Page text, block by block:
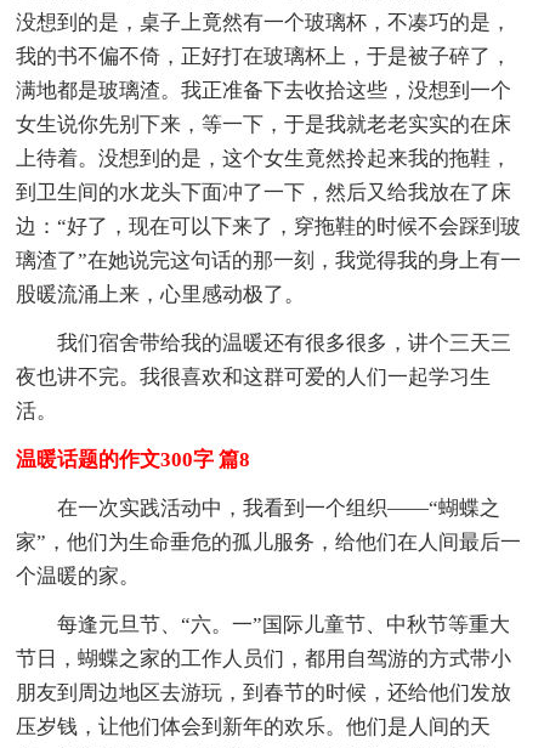
没想到的是，桌子上竟然有一个玻璃杯，不凑巧的是，
我的书不偏不倚，正好打在玻璃杯上，于是被子碎了，
满地都是玻璃渣。我正准备下去收拾这些，没想到一个
女生说你先别下来，等一下，于是我就老老实实的在床
上待着。没想到的是，这个女生竟然拎起来我的拖鞋，
到卫生间的水龙头下面冲了一下，然后又给我放在了床
边：“好了，现在可以下来了，穿拖鞋的时候不会踩到玻
璃渣了”在她说完这句话的那一刻，我觉得我的身上有一
股暖流涌上来，心里感动极了。
我们宿舍带给我的温暖还有很多很多，讲个三天三
夜也讲不完。我很喜欢和这群可爱的人们一起学习生
活。
温暖话题的作文300字 篇8
在一次实践活动中，我看到一个组织——“蝴蝶之
家”，他们为生命垂危的孤儿服务，给他们在人间最后一
个温暖的家。
每逢元旦节、“六。一”国际儿童节、中秋节等重大
节日，蝴蝶之家的工作人员们，都用自驾游的方式带小
朋友到周边地区去游玩，到春节的时候，还给他们发放
压岁钱，让他们体会到新年的欢乐。他们是人间的天